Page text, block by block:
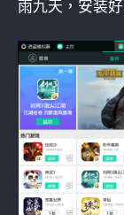
雨九天，安装